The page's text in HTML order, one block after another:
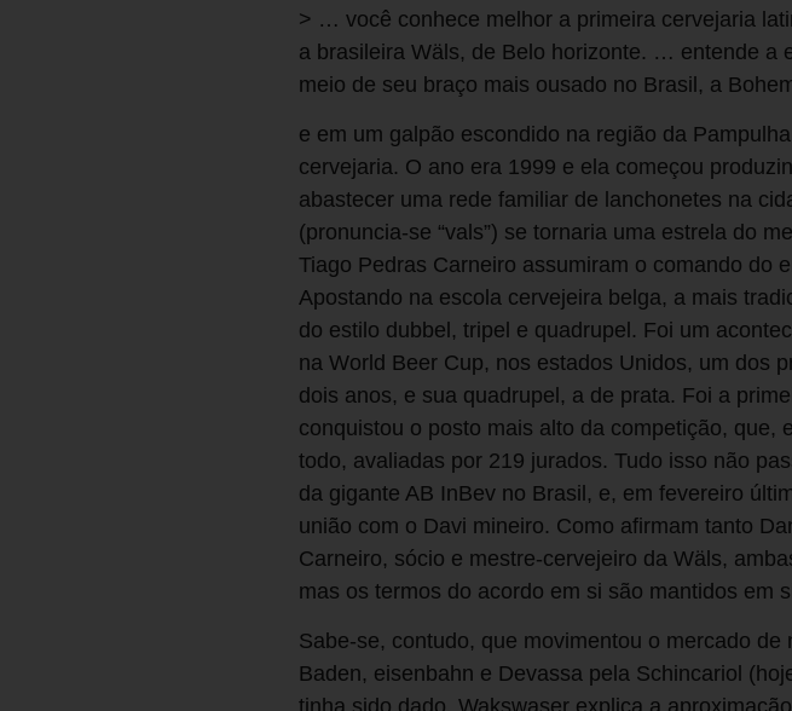
> … você conhece melhor a primeira cervejaria
a brasileira Wäls, de Belo horizonte. … entende a
meio de seu braço mais ousado no Brasil, a
e em um galpão escondido na região da
cervejaria. O ano era 1999 e ela começou
abastecer uma rede familiar de lanchonetes na
(pronuncia-se “vals”) se tornaria uma estrela do
Tiago Pedras Carneiro assumiram o comando do
Apostando na escola cervejeira belga, a mais
do estilo dubbel, tripel e quadrupel. Foi um
na World Beer Cup, nos estados Unidos, um dos
dois anos, e sua quadrupel, a de prata. Foi a
conquistou o posto mais alto da competição, que,
todo, avaliadas por 219 jurados. Tudo isso não
da gigante AB InBev no Brasil, e, em fevereiro
união com o Davi mineiro. Como afirmam tanto
Carneiro, sócio e mestre-cervejeiro da Wäls,
mas os termos do acordo em si são mantidos em
Sabe-se, contudo, que movimentou o mercado
Baden, eisenbahn e Devassa pela Schincariol